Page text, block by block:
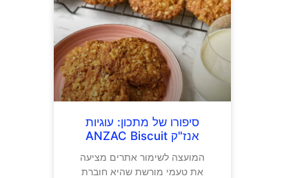
סיפורו של מתכון: עוגיות
אנז"ק ANZAC Biscuit
המועצה לשימור אתרים מציעה
את טעמי מורשת שהיא חוברת